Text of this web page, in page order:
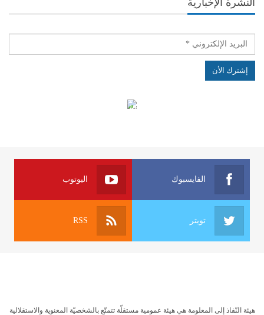
الهياكل الخاضعة لقانون النفاذ إلى المعلومة
الفايسبوك اليوتوب
تويتر RSS
هيئة النّفاذ إلى المعلومة هي هيئة عمومية مستقلّة تتمتّع بالشخصيّة المعنوية والاستقلالية